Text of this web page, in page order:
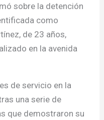
sobre la detención
como
de 23 años,
en la avenida
de servicio en la
una serie de
que demostraron su